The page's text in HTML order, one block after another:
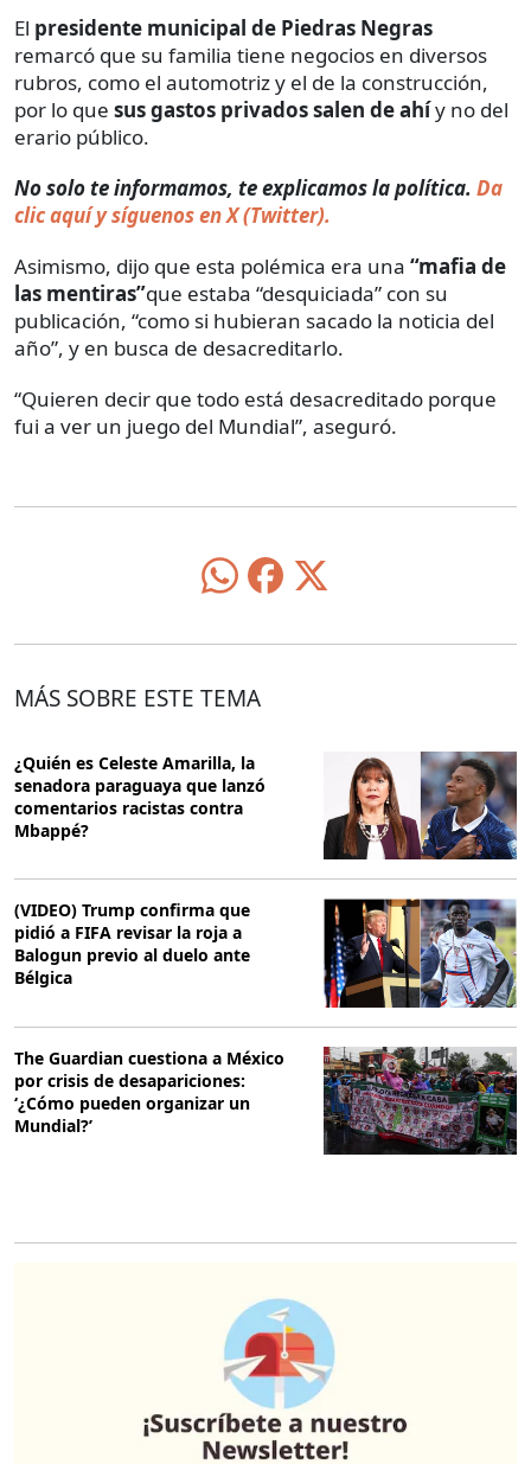
El presidente municipal de Piedras Negras
remarcó que su familia tiene negocios en diversos
rubros, como el automotriz y el de la construcción,
por lo que sus gastos privados salen de ahíy no del
erario público.
No solo te informamos, te explicamos la política. Da
clic aquí y síguenos en X (Twitter).
Asimismo, dijo que esta polémica era una “mafia de
las mentiras”que estaba “desquiciada” con su
publicación, “como si hubieran sacado la noticia del
año”, y en busca de desacreditarlo.
“Quieren decir que todo está desacreditado porque
fui a ver un juego del Mundial”, aseguró.
MÁS SOBRE ESTE TEMA
¿Quién es Celeste Amarilla, la
senadora paraguaya que lanzó
comentarios racistas contra
Mbappé?
(VIDEO) Trump confirma que
pidió a FIFA revisar la roja a
Balogun previo al duelo ante
Bélgica
The Guardian cuestiona a México
por crisis de desapariciones:
‘¿Cómo pueden organizar un
Mundial?’